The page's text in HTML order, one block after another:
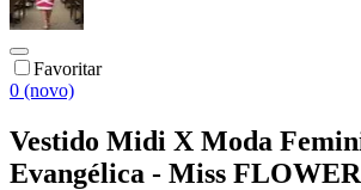
Favoritar
0 (novo)
Vestido Midi X Moda
Evangélica - Miss FLOWER